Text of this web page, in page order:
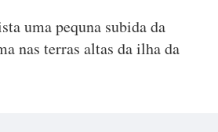
uma pequna subida da
nas terras altas da ilha da